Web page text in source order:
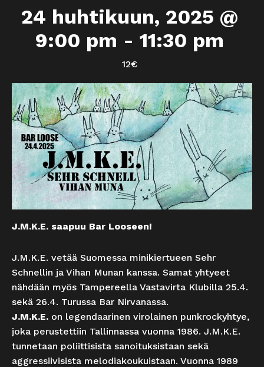
24 huhtikuun, 2025 @
9:00 pm - 11:30 pm
12€
J.M.K.E. saapuu Bar Looseen!
J.M.K.E. vetää Suomessa minikiertueen Sehr
Schnellin ja Vihan Munan kanssa. Samat yhtyeet
nähdään myös Tampereella Vastavirta Klubilla 25.4.
sekä 26.4. Turussa Bar Nirvanassa.
J.M.K.E. on legendaarinen virolainen punkrockyhtye,
joka perustettiin Tallinnassa vuonna 1986. J.M.K.E.
tunnetaan poliittisista sanoituksistaan sekä
aggressiivisista melodiakoukuistaan. Vuonna 1989